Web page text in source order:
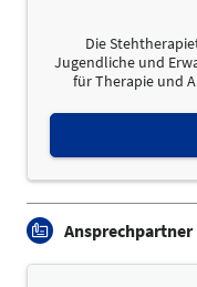
Die
Jugendliche und
für Therapie und
Ansprechpartner